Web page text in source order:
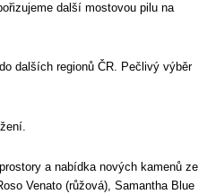
další mostovou pilu na
dalších regionů ČR. Pečlivý výběr
a nabídka nových kamenů ze
Venato (růžová), Samantha Blue